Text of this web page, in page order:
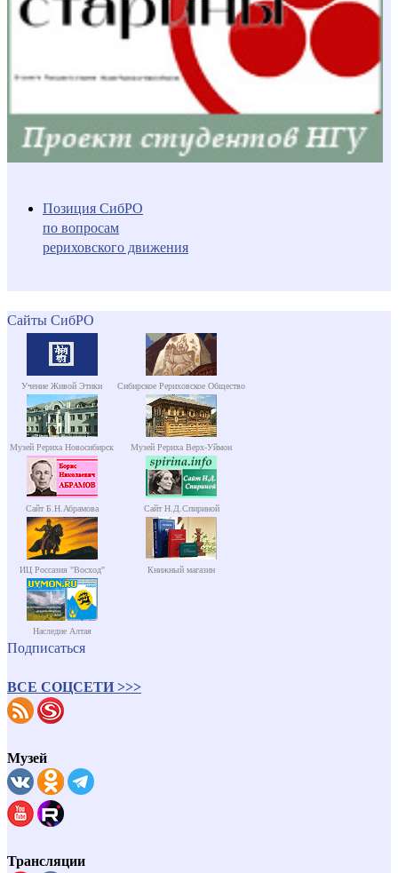
Позиция СибРО
по вопросам
рериховского движения
Сайты СибРО
Учение Живой Этики Сибирское Рериховское Общество
Музей Рериха Новосибирск Музей Рериха Верх-Уймон
Сайт Б.Н.Абрамова Сайт Н.Д.Спириной
ИЦ Россазия "Восход" Книжный магазин
Наследие Алтая
Подписаться
ВСЕ СОЦСЕТИ >>>
Музей
Трансляции